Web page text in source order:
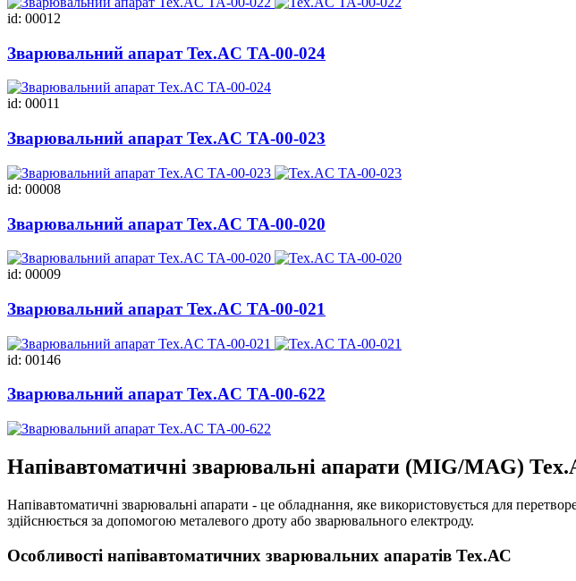
id: 00012
Зварювальний апарат Tex.AC ТА-00-024
id: 00011
Зварювальний апарат Tex.AC ТА-00-023
id: 00008
Зварювальний апарат Tex.AC ТА-00-020
id: 00009
Зварювальний апарат Tex.AC ТА-00-021
id: 00146
Зварювальний апарат Tex.AC ТА-00-622
Напівавтоматичні зварювальні апарати (MIG/MAG)
Напівавтоматичні зварювальні апарати - це обладнання, яке використовується для
здійснюється за допомогою металевого дроту або зварювального електроду.
Особливості напівавтоматичних зварювальних апаратів Тех.АС